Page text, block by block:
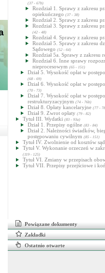
(37 - 67b)
Rozdział 1. Sprawy z zakresu
opiekuńczego (37 - 38)
Rozdział 2. Sprawy z zakresu
Rozdział 3. Sprawy z zakresu
(42 - 48)
Rozdział 4. Sprawy z zakresu
Rozdział 5. Sprawy z zakresu
Sądowego (52 - 64)
Rozdział 5a. Sprawy z zakresu
Rozdział 6. Inne sprawy
nieprocesowym (65 - 151)
Dział 5. Wysokość opłat w
(68 - 69)
Dział 6. Wysokość opłat w
(70 - 73)
Dział 7. Wysokość opłat w
restrukturyzacyjnym (74 - 76b)
Dział 8. Opłaty kancelaryjne (77 -
Dział 9. Zwrot opłaty (79 - 82)
Tytuł III. Wydatki (83 - 93a)
Dział 1. Przepisy ogólne (83 - 84)
Dział 2. Należności świadków,
postępowaniu cywilnym (85 - 151)
Tytuł IV. Zwolnienie od kosztów
Tytuł V. Wykonanie orzeczeń w
(119 - 125)
Tytuł VI. Zmiany w przepisach
Tytuł VII. Przepisy przejściowe i
Powiązane dokumenty
Zakładki
Ostatnio otwarte